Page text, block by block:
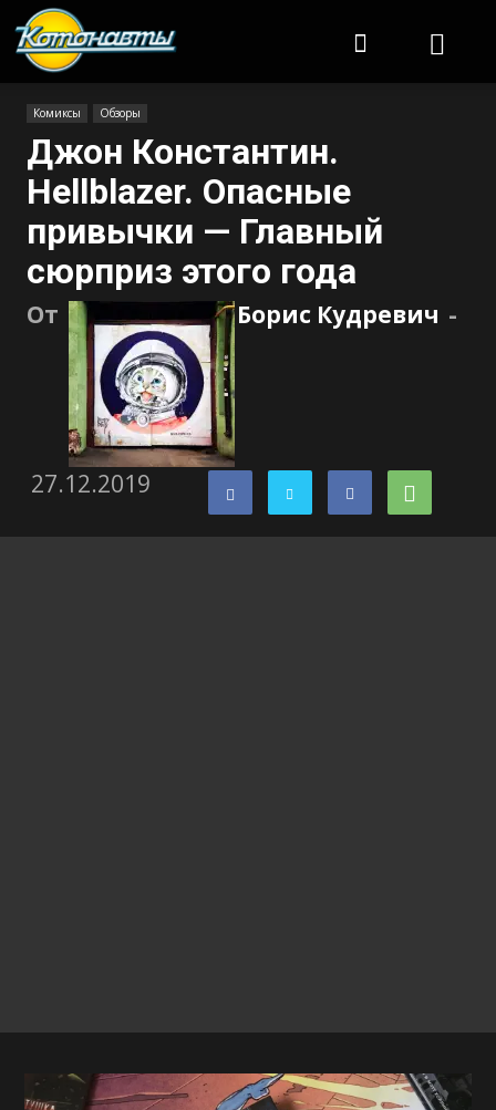
Комиксы Обзоры
Джон Константин.
Hellblazer. Опасные
привычки — Главный
сюрприз этого года
От Борис Кудревич -
27.12.2019